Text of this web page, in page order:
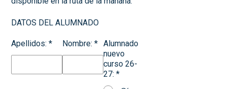
DATOS DEL ALUMNADO
Apellidos:* Nombre:* Alumnado
nuevo
curso 26-
27: *